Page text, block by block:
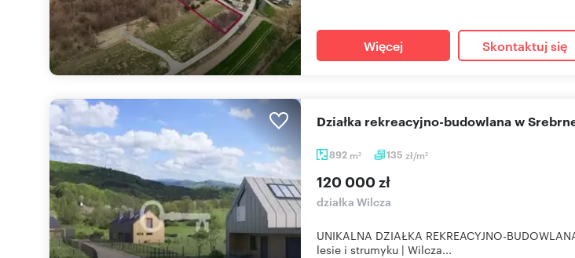
Więcej Skontaktuj się
892 m2 135 zł/m2
Działka rekreacyjno-budowlana w
120 000 zł
działka Wilcza
UNIKALNA DZIAŁKA REKREACYJNO-
lesie i strumyku | Wilcza...